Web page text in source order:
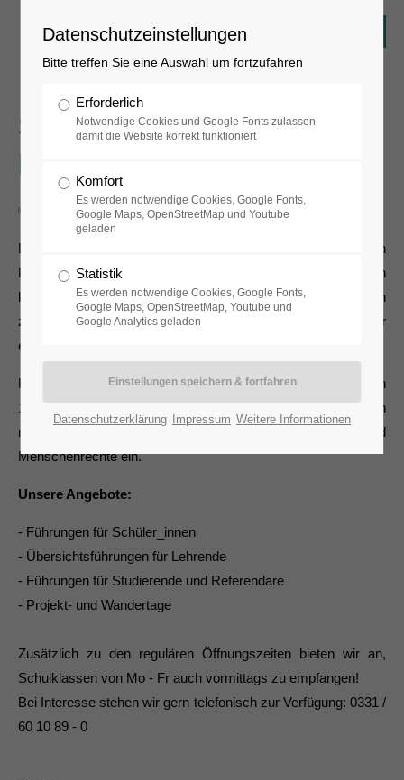
Schule im museum
FLUXUS+
© museum FLUXUS+
Die Sammlung bietet die Möglichkeit, Kunst aus anderen
Perspektiven zu betrachten, gängige Vorstellungen
künstlerischer Praxis zu befragen und neue Ansätze kennen
zu lernen. Die Sichtweisen der Schülerinnen und Schüler
einzubinden und zu erweitern ist unser Anliegen.
Fluxus ist eine internationale Kunstbewegung, die in den
1960er Jahren entstand. Ihre Vertreter setzten sich für ein
neues Kunstverständnis sowie für Demokratie und
Menschenrechte ein.
Unsere Angebote:
- Führungen für Schüler_innen
- Übersichtsführungen für Lehrende
- Führungen für Studierende und Referendare
- Projekt- und Wandertage
Zusätzlich zu den regulären Öffnungszeiten bieten wir an,
Schulklassen von Mo - Fr auch vormittags zu empfangen!
Bei Interesse stehen wir gern telefonisch zur Verfügung: 0331 /
60 10 89 - 0
Datenschutzeinstellungen
Bitte treffen Sie eine Auswahl um fortzufahren
Erforderlich
Notwendige Cookies und Google Fonts zulassen
damit die Website korrekt funktioniert
Komfort
Es werden notwendige Cookies, Google Fonts,
Google Maps, OpenStreetMap und Youtube
geladen
Statistik
Es werden notwendige Cookies, Google Fonts,
Google Maps, OpenStreetMap, Youtube und
Google Analytics geladen
Datenschutzerklärung Impressum Weitere Informationen